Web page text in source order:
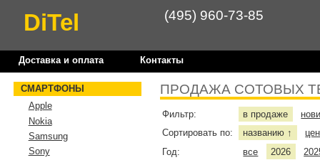
DiTel (495) 960-73-85
Доставка и оплата Контакты
ПРОДАЖА СОТОВЫХ
Фильтр: в продаже
Сортировать по:
названию ↑
Год:
все 2026
СМАРТФОНЫ
Apple
Nokia
Samsung
Sony